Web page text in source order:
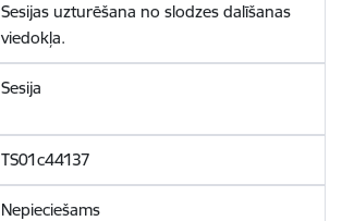
Sesijas uzturēšana no slodzes dalīšanas
viedokļa.
Sesija
TS01c44137
Nepieciešams